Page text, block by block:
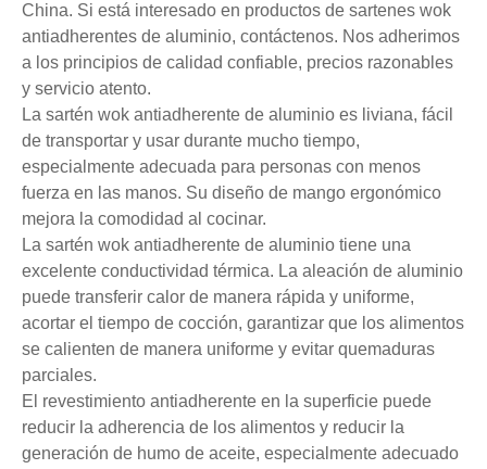
China. Si está interesado en productos de sartenes wok
antiadherentes de aluminio, contáctenos. Nos adherimos
a los principios de calidad confiable, precios razonables
y servicio atento.
La sartén wok antiadherente de aluminio es liviana, fácil
de transportar y usar durante mucho tiempo,
especialmente adecuada para personas con menos
fuerza en las manos. Su diseño de mango ergonómico
mejora la comodidad al cocinar.
La sartén wok antiadherente de aluminio tiene una
excelente conductividad térmica. La aleación de aluminio
puede transferir calor de manera rápida y uniforme,
acortar el tiempo de cocción, garantizar que los alimentos
se calienten de manera uniforme y evitar quemaduras
parciales.
El revestimiento antiadherente en la superficie puede
reducir la adherencia de los alimentos y reducir la
generación de humo de aceite, especialmente adecuado